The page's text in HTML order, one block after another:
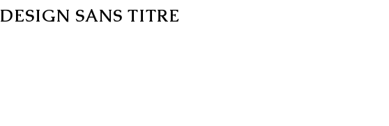
DESIGN SANS TITRE